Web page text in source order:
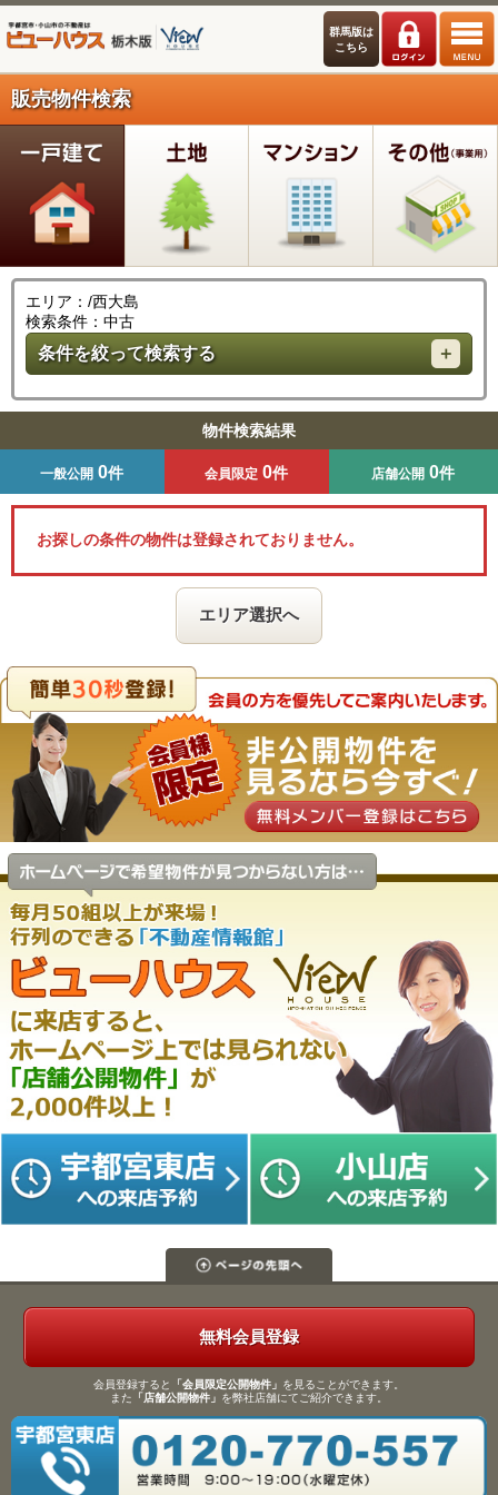
群馬版は
こちら
販売物件検索
エリア：/西大島
検索条件：中古
条件を絞って検索する
物件検索結果
一般公開 0件 会員限定 0件 店舗公開 0件
お探しの条件の物件は登録されておりません。
エリア選択へ
無料会員登録
会員登録すると 「会員限定公開物件」 を見ることができます。
また 「店舗公開物件」 を弊社店舗にてご紹介できます。